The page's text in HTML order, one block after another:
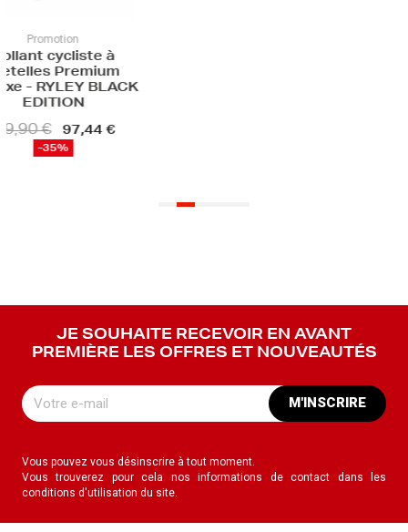
à
Premium
BLACK
97,44 €
JE SOUHAITE RECEVOIR EN AVANT
PREMIÈRE LES OFFRES ET NOUVEAUTÉS
M'INSCRIRE
Vous pouvez vous désinscrire à tout moment.
Vous trouverez pour cela nos informations de contact dans les
conditions d'utilisation du site.